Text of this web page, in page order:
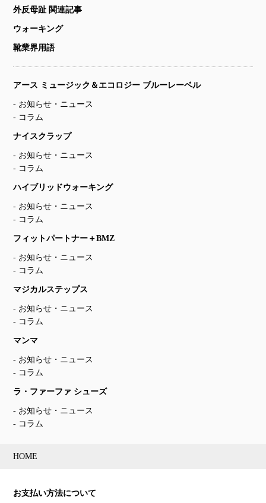
外反母趾 関連記事
ウォーキング
靴業界用語
アース ミュージック＆エコロジー ブルーレーベル
お知らせ・ニュース
コラム
ナイスクラップ
お知らせ・ニュース
コラム
ハイブリッドウォーキング
お知らせ・ニュース
コラム
フィットパートナー＋BMZ
お知らせ・ニュース
コラム
マジカルステップス
お知らせ・ニュース
コラム
マンマ
お知らせ・ニュース
コラム
ラ・ファーファ シューズ
お知らせ・ニュース
コラム
HOME
お支払い方法について